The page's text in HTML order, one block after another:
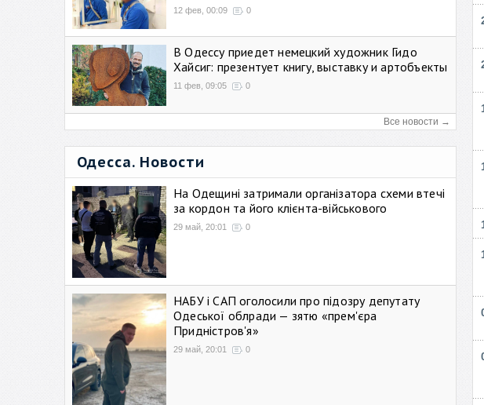
12 фев, 00:09 0
В Одессу приедет немецкий художник Гидо
Хайсиг: презентует книгу, выставку и артобъекты
11 фев, 09:05 0
Все новости →
Одесса. Новости
На Одещині затримали організатора схеми втечі
за кордон та його клієнта-військового
29 май, 20:01 0
НАБУ і САП оголосили про підозру депутату
Одеської облради — зятю «прем'єра
Придністров'я»
29 май, 20:01 0